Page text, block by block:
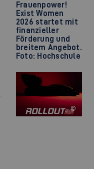
Frauenpower!
Exist Women
2026 startet mit
finanzieller
Förderung und
breitem Angebot.
Foto: Hochschule
©